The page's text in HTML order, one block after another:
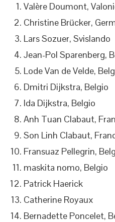
Valère Doumont,
Christine Brücker,
Lars Sozuer, Svislando
Jean-Pol Sparenberg,
Lode Van de Velde,
Dmitri Dijkstra, Belgio
Ida Dijkstra, Belgio
Anh Tuan Clabaut,
Son Linh Clabaut,
Fransuaz Pellegrin,
maskita nomo, Belgio
Patrick Haerick
Catherine Royaux
Bernadette Poncelet,